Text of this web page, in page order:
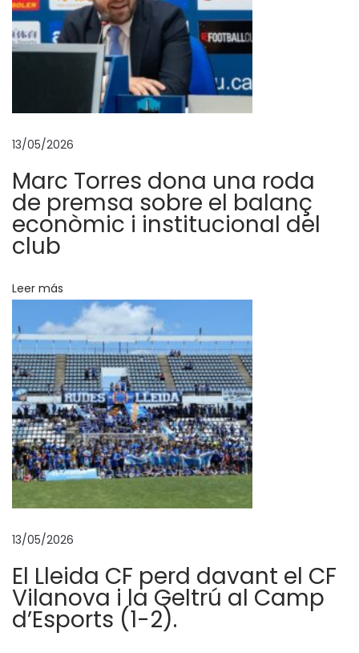
t
r
n
p
e
c
o
n
u
s
d
e
c
r
e
d
o
r
s
U
n
13/05/2026
Marc Torres dona una roda
de premsa sobre el balanç
econòmic i institucional del
club
Leer más
13/05/2026
El Lleida CF perd davant el CF
Vilanova i la Geltrú al Camp
d’Esports (1-2).